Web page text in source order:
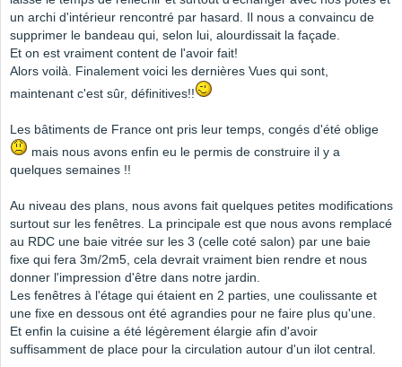
un archi d'intérieur rencontré par hasard. Il nous a convaincu de
supprimer le bandeau qui, selon lui, alourdissait la façade.
Et on est vraiment content de l'avoir fait!
Alors voilà. Finalement voici les dernières Vues qui sont,
maintenant c'est sûr, définitives!!
Les bâtiments de France ont pris leur temps, congés d'été oblige
mais nous avons enfin eu le permis de construire il y a
quelques semaines !!
Au niveau des plans, nous avons fait quelques petites modifications
surtout sur les fenêtres. La principale est que nous avons remplacé
au RDC une baie vitrée sur les 3 (celle coté salon) par une baie
fixe qui fera 3m/2m5, cela devrait vraiment bien rendre et nous
donner l'impression d'être dans notre jardin.
Les fenêtres à l'étage qui étaient en 2 parties, une coulissante et
une fixe en dessous ont été agrandies pour ne faire plus qu'une.
Et enfin la cuisine a été légèrement élargie afin d'avoir
suffisamment de place pour la circulation autour d'un ilot central.